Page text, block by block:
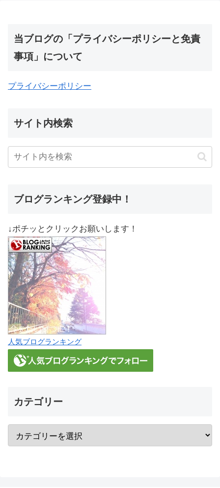
当ブログの「プライバシーポリシーと免責
事項」について
プライバシーポリシー
サイト内検索
ブログランキング登録中！
↓ポチッとクリックお願いします！
人気ブログランキング
カテゴリー